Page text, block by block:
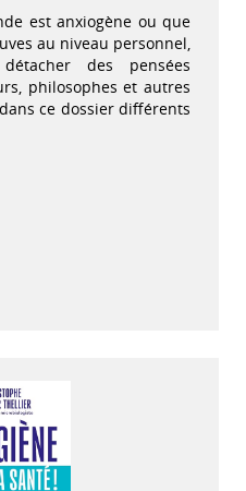
est anxiogène ou que
au niveau personnel,
des pensées
philosophes et autres
ce dossier différents